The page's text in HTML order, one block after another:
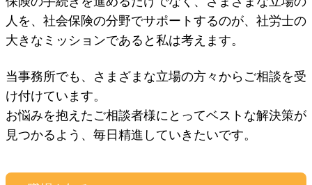
人を、社会保険の分野でサポートするのが、社労士の
大きなミッションであると私は考えます。
当事務所でも、さまざまな立場の方々からご相談を受
け付けています。
お悩みを抱えたご相談者様にとってベストな解決策が
見つかるよう、毎日精進していきたいです。